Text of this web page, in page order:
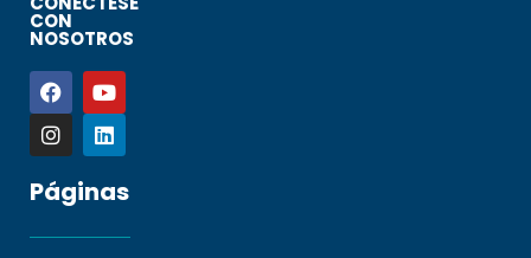
CON
NOSOTROS
Páginas